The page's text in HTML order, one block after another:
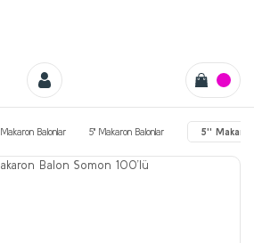
Makaron Balonlar 5'' Makaron Balonlar 5''